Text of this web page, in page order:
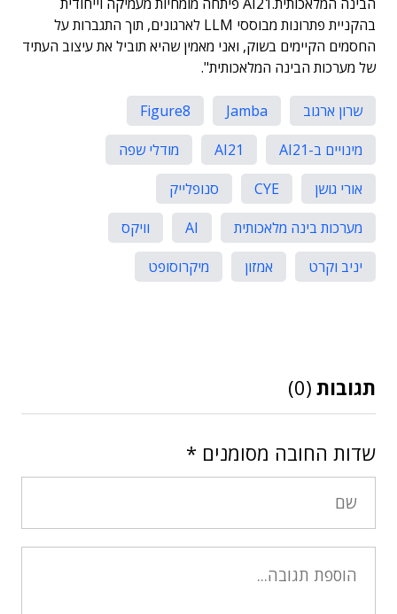
הבינה המלאכותית.AI21 פיתחה מומחיות מעמיקה וייחודית
בהקניית פתרונות מבוססי LLM לארגונים, תוך התגברות על
החסמים הקיימים בשוק, ואני מאמין שהיא תוביל את עיצוב העתיד
של מערכות הבינה המלאכותית".
שרון ארגוב Jamba
Figure8
מינויים ב-AI21
AI21
מודלי שפה
אורי גושן
CYE
סנופלייק
מערכות בינה מלאכותית
AI
וויקס
יניב וקרט
אמזון מיקרוסופט
תגובות (0)
שדות החובה מסומנים *